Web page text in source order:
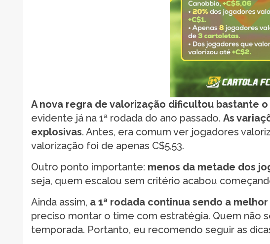
A nova regra de valorização dificultou bastante
evidente já na 1ª rodada do ano passado. As
explosivas. Antes, era comum ver jogadores
valorização foi de apenas C$5,53.
Outro ponto importante: menos da metade dos
seja, quem escalou sem critério acabou
Ainda assim, a 1ª rodada continua sendo a
preciso montar o time com estratégia. Quem não
temporada. Portanto, eu recomendo seguir as